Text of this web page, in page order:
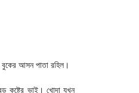
বুকের আসন পাতা রহিল।
কষ্টের ভাই। খোদা যখন